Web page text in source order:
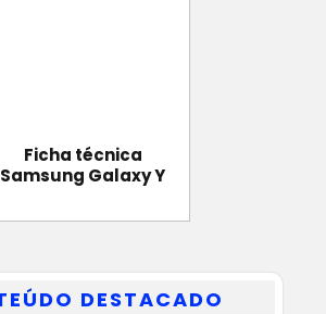
Ficha técnica
Samsung Galaxy Y
DESTACADO